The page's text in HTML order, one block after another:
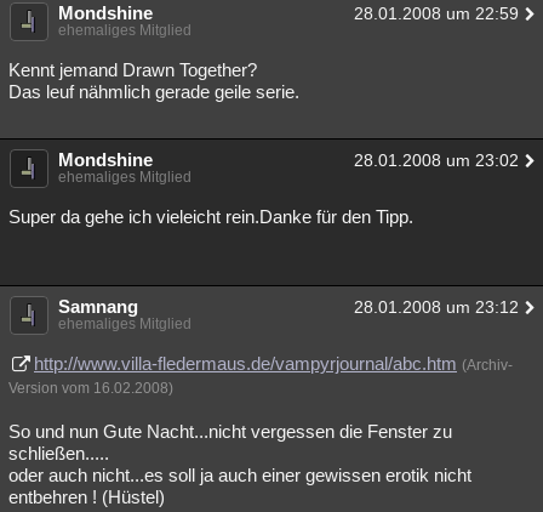
Mondshine 28.01.2008 um 22:59
ehemaliges Mitglied
Kennt jemand Drawn Together?
Das leuf nähmlich gerade geile serie.
Mondshine 28.01.2008 um 23:02
ehemaliges Mitglied
Super da gehe ich vieleicht rein.Danke für den Tipp.
Samnang 28.01.2008 um 23:12
ehemaliges Mitglied
http://www.villa-fledermaus.de/vampyrjournal/abc.htm (Archiv-
Version vom 16.02.2008)
So und nun Gute Nacht...nicht vergessen die Fenster zu
schließen.....
oder auch nicht...es soll ja auch einer gewissen erotik nicht
entbehren ! (Hüstel)